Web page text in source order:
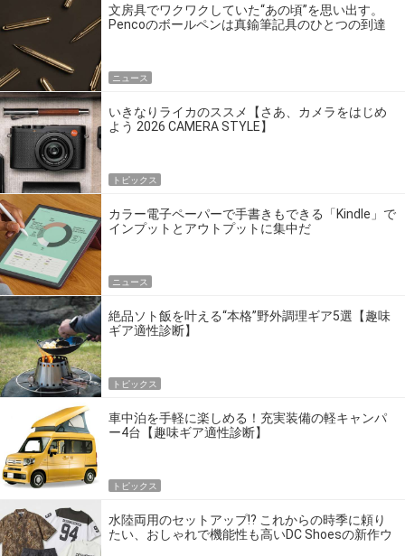
文房具でワクワクしていた“あの頃”を思い出す。
Pencoのボールペンは真鍮筆記具のひとつの到達
ニュース
いきなりライカのススメ【さあ、カメラをはじめ
よう 2026 CAMERA STYLE】
トピックス
カラー電子ペーパーで手書きもできる「Kindle」で
インプットとアウトプットに集中だ
ニュース
絶品ソト飯を叶える“本格”野外調理ギア5選【趣味
ギア適性診断】
トピックス
車中泊を手軽に楽しめる！充実装備の軽キャンパ
ー4台【趣味ギア適性診断】
トピックス
水陸両用のセットアップ!? これからの時季に頼り
たい、おしゃれで機能性も高いDC Shoesの新作ウ